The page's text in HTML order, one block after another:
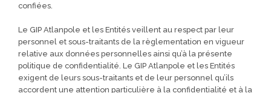
confiées.
Le GIP Atlanpole et les Entités veillent au respect par leur
personnel et sous-traitants de la règlementation en vigueur
relative aux données personnelles ainsi qu’à la présente
politique de confidentialité. Le GIP Atlanpole et les Entités
exigent de leurs sous-traitants et de leur personnel qu’ils
accordent une attention particulière à la confidentialité et à la